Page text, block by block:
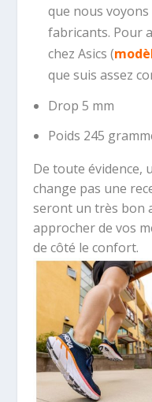
que nous voyons
fabricants. Pour
chez Asics (
que suis assez
Drop 5 mm
Poids 245
De toute évidence,
change pas une
seront un très bon
approcher de vos
de côté le confort.